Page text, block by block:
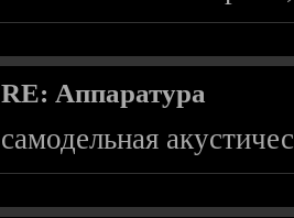
RE: Аппаратура
самодельная